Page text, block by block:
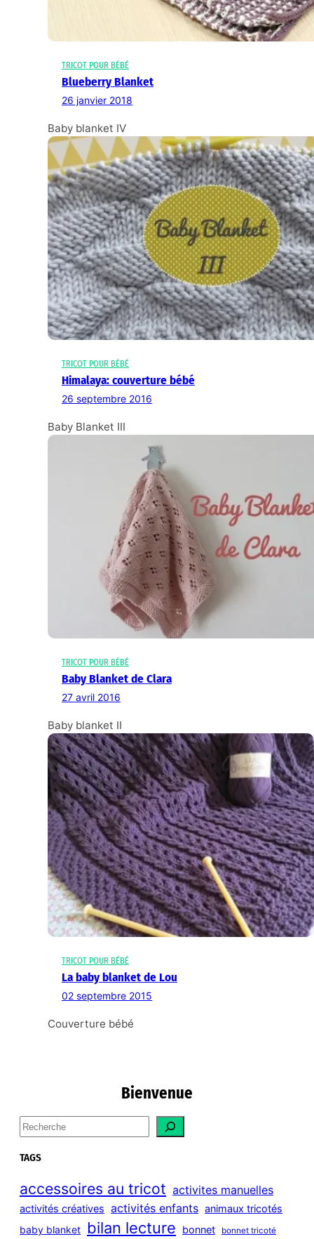
TRICOT POUR BÉBÉ
Blueberry Blanket
26 janvier 2018
Baby blanket IV
TRICOT POUR BÉBÉ
Himalaya: couverture bébé
26 septembre 2016
Baby Blanket III
TRICOT POUR BÉBÉ
Baby Blanket de Clara
27 avril 2016
Baby blanket II
TRICOT POUR BÉBÉ
La baby blanket de Lou
02 septembre 2015
Couverture bébé
Bienvenue
S
e
a
c
h
TAGS
accessoires au tricot activites manuelles
activités créatives activités enfants animaux tricotés
baby blanket bilan lecture bonnet bonnet tricoté